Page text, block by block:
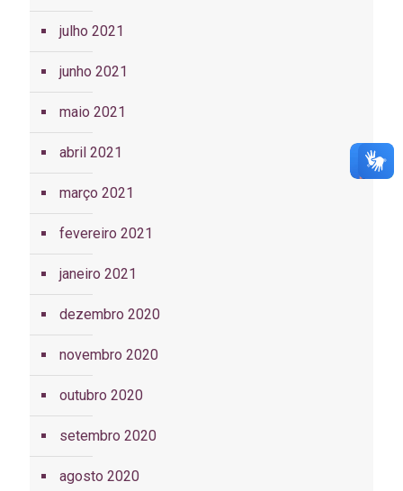
julho 2021
junho 2021
maio 2021
abril 2021
março 2021
fevereiro 2021
janeiro 2021
dezembro 2020
novembro 2020
outubro 2020
setembro 2020
agosto 2020